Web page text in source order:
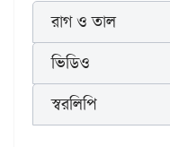
রাগ ও তাল
ভিডিও
স্বরলিপি